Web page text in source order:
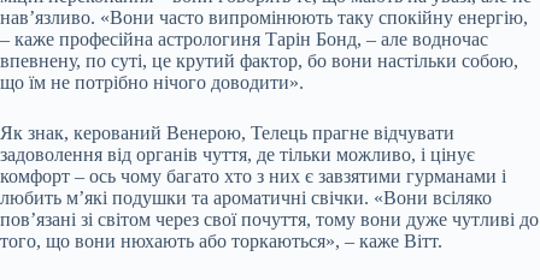
нав’язливо. «Вони часто випромінюють таку спокійну енергію,
– каже професійна астрологиня Тарін Бонд, – але водночас
впевнену, по суті, це крутий фактор, бо вони настільки собою,
що їм не потрібно нічого доводити».
Як знак, керований Венерою, Телець прагне відчувати
задоволення від органів чуття, де тільки можливо, і цінує
комфорт – ось чому багато хто з них є завзятими гурманами і
любить м’які подушки та ароматичні свічки. «Вони всіляко
пов’язані зі світом через свої почуття, тому вони дуже чутливі до
того, що вони нюхають або торкаються», – каже Вітт.